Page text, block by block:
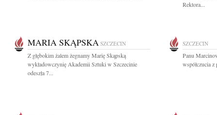
Rektora...
MARIA SKĄPSKA SZCZECIN
Z głębokim żalem żegnamy Marię Skąpską
wykładowczynię Akademii Sztuki w Szczecinie
odeszła 7...
SZCZECIN
Panu
współczucia